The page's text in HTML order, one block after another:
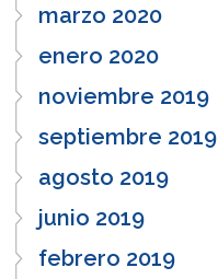
marzo 2020
enero 2020
noviembre 2019
septiembre 2019
agosto 2019
junio 2019
febrero 2019